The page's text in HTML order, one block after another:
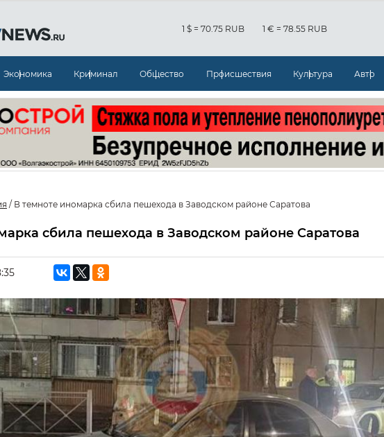
1 $ = 70.75 RUB 1 € = 78.55 RUB
Экономика Криминал Общество Происшествия Культура Авто
/ В темноте иномарка сбила пешехода в Заводском районе Саратова
сбила пешехода в Заводском районе Саратова